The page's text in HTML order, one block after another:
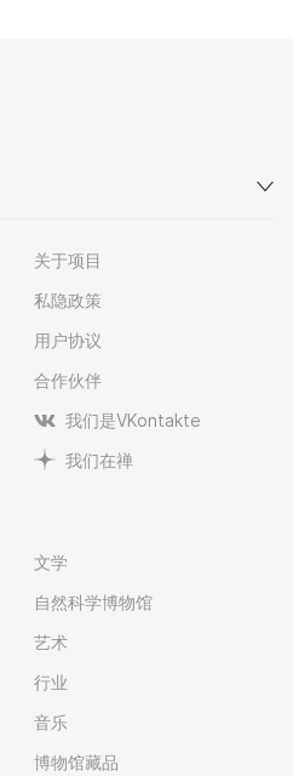
关于项目
私隐政策
用户协议
合作伙伴
我们是VKontakte
我们在禅
文学
自然科学博物馆
艺术
行业
音乐
博物馆藏品